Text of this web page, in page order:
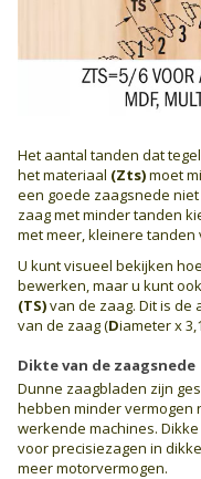
Het aantal tanden dat
het materiaal (Zts)moet
een goede zaagsnede
zaag met minder tanden
met meer, kleinere
U kunt visueel bekijken
bewerken, maar u kunt
(TS)van de zaag. Dit is
van de zaag (Diameter x
Dikte van de zaagsnede
Dunne zaagbladen zijn
hebben minder vermogen
werkende machines.
voor precisiezagen in
meer motorvermogen.